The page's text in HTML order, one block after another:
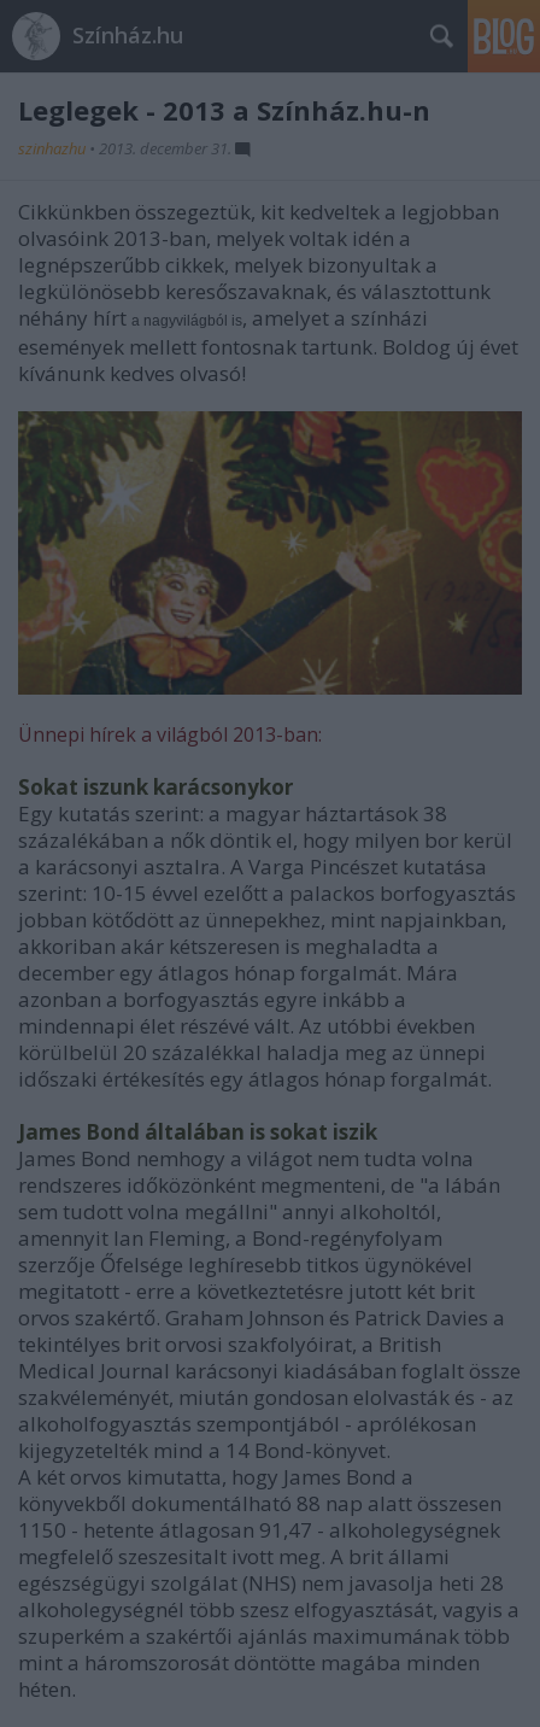
Színház.hu
Leglegek - 2013 a Színház.hu-n
szinhazhu • 2013. december 31.
Cikkünkben összegeztük, kit kedveltek a legjobban
olvasóink 2013-ban, melyek voltak idén a
legnépszerűbb cikkek, melyek bizonyultak a
legkülönösebb keresőszavaknak, és választottunk
néhány hírt a nagyvilágból is, amelyet a színházi
események mellett fontosnak tartunk. Boldog új évet
kívánunk kedves olvasó!
Ünnepi hírek a világból 2013-ban:
Sokat iszunk karácsonykor
Egy kutatás szerint: a magyar háztartások 38
százalékában a nők döntik el, hogy milyen bor kerül
a karácsonyi asztalra. A Varga Pincészet kutatása
szerint: 10-15 évvel ezelőtt a palackos borfogyasztás
jobban kötődött az ünnepekhez, mint napjainkban,
akkoriban akár kétszeresen is meghaladta a
december egy átlagos hónap forgalmát. Mára
azonban a borfogyasztás egyre inkább a
mindennapi élet részévé vált. Az utóbbi években
körülbelül 20 százalékkal haladja meg az ünnepi
időszaki értékesítés egy átlagos hónap forgalmát.
James Bond általában is sokat iszik
James Bond nemhogy a világot nem tudta volna
rendszeres időközönként megmenteni, de "a lábán
sem tudott volna megállni" annyi alkoholtól,
amennyit Ian Fleming, a Bond-regényfolyam
szerzője Őfelsége leghíresebb titkos ügynökével
megitatott - erre a következtetésre jutott két brit
orvos szakértő. Graham Johnson és Patrick Davies a
tekintélyes brit orvosi szakfolyóirat, a British
Medical Journal karácsonyi kiadásában foglalt össze
szakvéleményét, miután gondosan elolvasták és - az
alkoholfogyasztás szempontjából - aprólékosan
kijegyzetelték mind a 14 Bond-könyvet.
A két orvos kimutatta, hogy James Bond a
könyvekből dokumentálható 88 nap alatt összesen
1150 - hetente átlagosan 91,47 - alkoholegységnek
megfelelő szeszesitalt ivott meg. A brit állami
egészségügyi szolgálat (NHS) nem javasolja heti 28
alkoholegységnél több szesz elfogyasztását, vagyis a
szuperkém a szakértői ajánlás maximumának több
mint a háromszorosát döntötte magába minden
héten.